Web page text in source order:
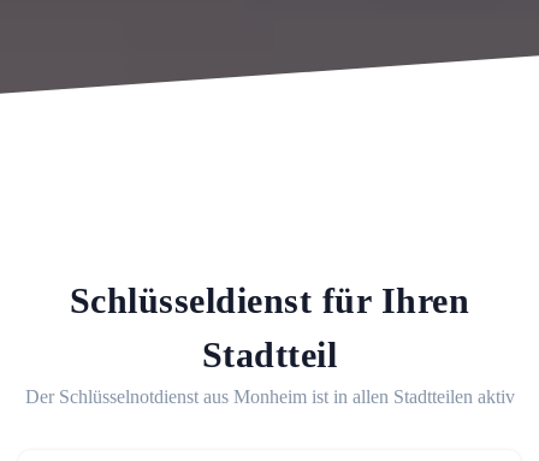
Schlüsseldienst für Ihren
Stadtteil
Der Schlüsselnotdienst aus Monheim ist in allen Stadtteilen aktiv